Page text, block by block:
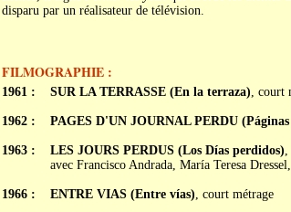
disparu par un réalisateur de télévision.
FILMOGRAPHIE :
1961 :
1962 :
1963 :
1966 :
SUR LA TERRASSE (En la terraza), court
PAGES D'UN JOURNAL PERDU
LES JOURS PERDUS (Los Días perdidos),
avec Francisco Andrada, María Teresa
ENTRE VIAS (Entre vías), court métrage